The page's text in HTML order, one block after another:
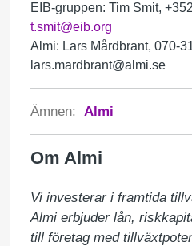
EIB-gruppen: Tim Smit,
t.smit@eib.org
Almi: Lars Mårdbrant, 070-
lars.mardbrant@almi.se
Ämnen: Almi
Om Almi
Vi investerar i framtida
Almi erbjuder lån,
till företag med